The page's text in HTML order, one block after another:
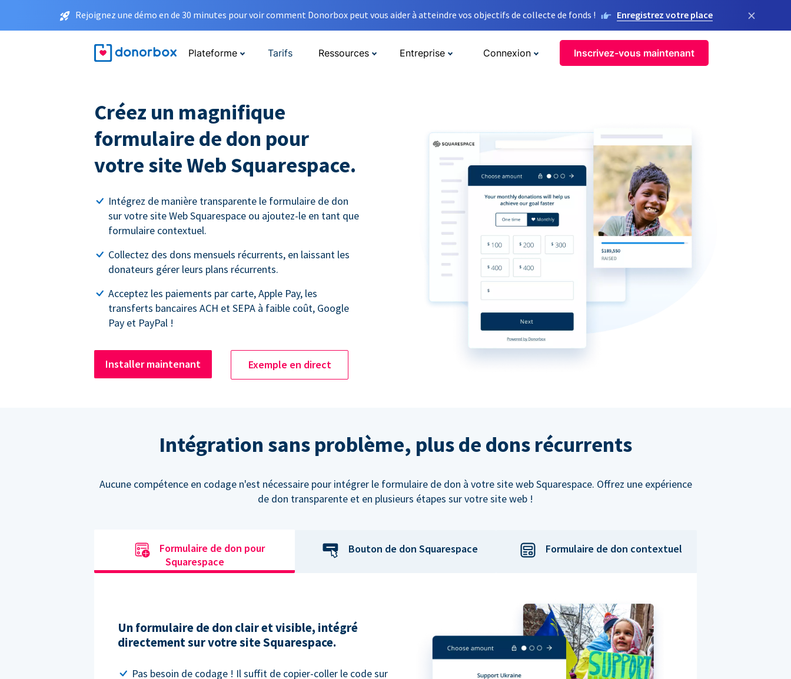
Rejoignez une démo en de 30 minutes pour voir comment Donorbox peut vous aider à atteindre vos objectifs de collecte de fonds ! Enregistrez votre place ×
Plateforme Tarifs Ressources Entreprise Connexion Inscrivez-vous maintenant
Créez un magnifique
formulaire de don pour
votre site Web Squarespace.
Intégrez de manière transparente le formulaire de don
sur votre site Web Squarespace ou ajoutez-le en tant que
formulaire contextuel.
Collectez des dons mensuels récurrents, en laissant les
donateurs gérer leurs plans récurrents.
Acceptez les paiements par carte, Apple Pay, les
transferts bancaires ACH et SEPA à faible coût, Google
Pay et PayPal !
Installer maintenant Exemple en direct
Intégration sans problème, plus de dons récurrents
Aucune compétence en codage n'est nécessaire pour intégrer le formulaire de don à votre site web Squarespace. Offrez une expérience
de don transparente et en plusieurs étapes sur votre site web !
Formulaire de don pour
Squarespace
Bouton de don Squarespace Formulaire de don contextuel
Un formulaire de don clair et visible, intégré
directement sur votre site Squarespace.
Pas besoin de codage ! Il suffit de copier-coller le code sur